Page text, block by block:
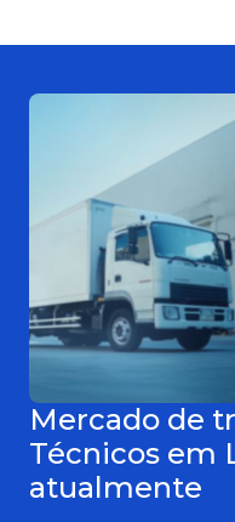
Mercado de
Técnicos em
atualmente